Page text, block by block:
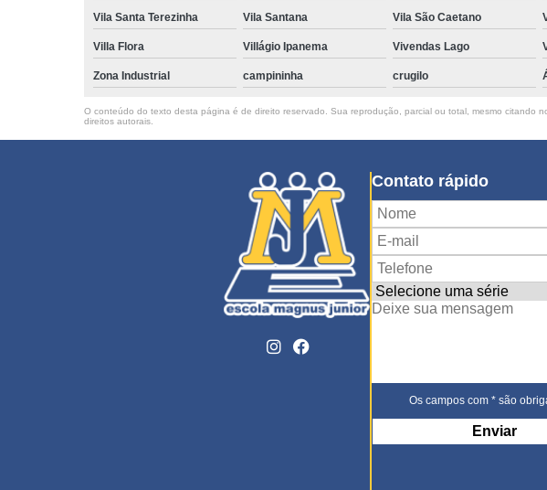
Vila Santa Terezinha Vila Santana Vila São Caetano
Villa Flora Villágio Ipanema Vivendas Lago
Zona Industrial campininha crugilo
O conteúdo do texto desta página é de direito reservado. Sua reprodução, parcial ou total, mesmo citando
direitos autorais
Contato rápido
Os campos com * são